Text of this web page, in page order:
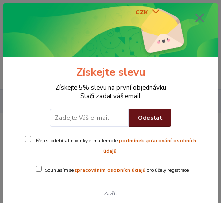
CZK
0 Kč
Dětský ručník Top šedý 30x50 cm
Získejte slevu
Získejte 5% slevu na první objednávku
Stačí zadat váš email
Odeslat
Přeji si odebírat novinky e-mailem dlepodmínek zpracování osobních
údajů.
Souhlasím se zpracováním osobních údajů pro účely registrace.
Zavřít